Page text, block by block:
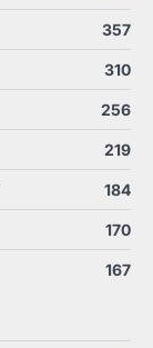
357
310
256
219
184
170
167